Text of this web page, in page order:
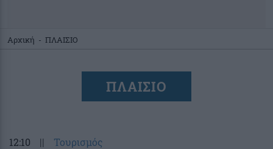
Αρχική - ΠΛΑΙΣΙΟ
ΠΛΑΙΣΙΟ
12:10 || Τουρισμός